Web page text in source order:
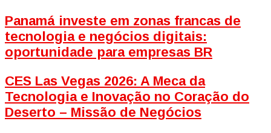
Panamá investe em zonas francas de
tecnologia e negócios digitais:
oportunidade para empresas BR
CES Las Vegas 2026: A Meca da
Tecnologia e Inovação no Coração do
Deserto – Missão de Negócios